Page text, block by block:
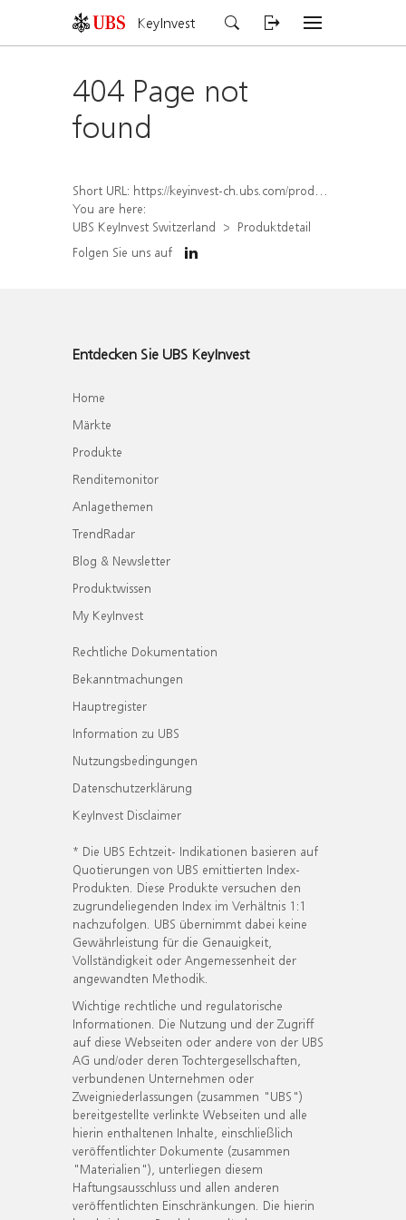
KeyInvest
404 Page not
found
Short URL: https://keyinvest-ch.ubs.com/produkt/detail/index/isin/CH1575328690
You are here:
UBS KeyInvest Switzerland
Produktdetail
Folgen Sie uns auf
Entdecken Sie UBS KeyInvest
Home
Märkte
Produkte
Renditemonitor
Anlagethemen
TrendRadar
Blog & Newsletter
Produktwissen
My KeyInvest
Rechtliche Dokumentation
Bekanntmachungen
Hauptregister
Information zu UBS
Nutzungsbedingungen
Datenschutzerklärung
KeyInvest Disclaimer
* Die UBS Echtzeit- Indikationen basieren auf
Quotierungen von UBS emittierten Index-
Produkten. Diese Produkte versuchen den
zugrundeliegenden Index im Verhältnis 1:1
nachzufolgen. UBS übernimmt dabei keine
Gewährleistung für die Genauigkeit,
Vollständigkeit oder Angemessenheit der
angewandten Methodik.
Wichtige rechtliche und regulatorische
Informationen. Die Nutzung und der Zugriff
auf diese Webseiten oder andere von der UBS
AG und/oder deren Tochtergesellschaften,
verbundenen Unternehmen oder
Zweigniederlassungen (zusammen "UBS")
bereitgestellte verlinkte Webseiten und alle
hierin enthaltenen Inhalte, einschließlich
veröffentlichter Dokumente (zusammen
"Materialien"), unterliegen diesem
Haftungsausschluss und allen anderen
veröffentlichten Einschränkungen. Die hierin